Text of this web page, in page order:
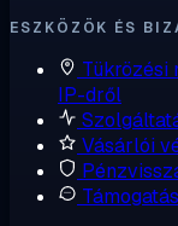
ESZKÖZÖK ÉS
Tükrözési
IP-dről
Vásárlói